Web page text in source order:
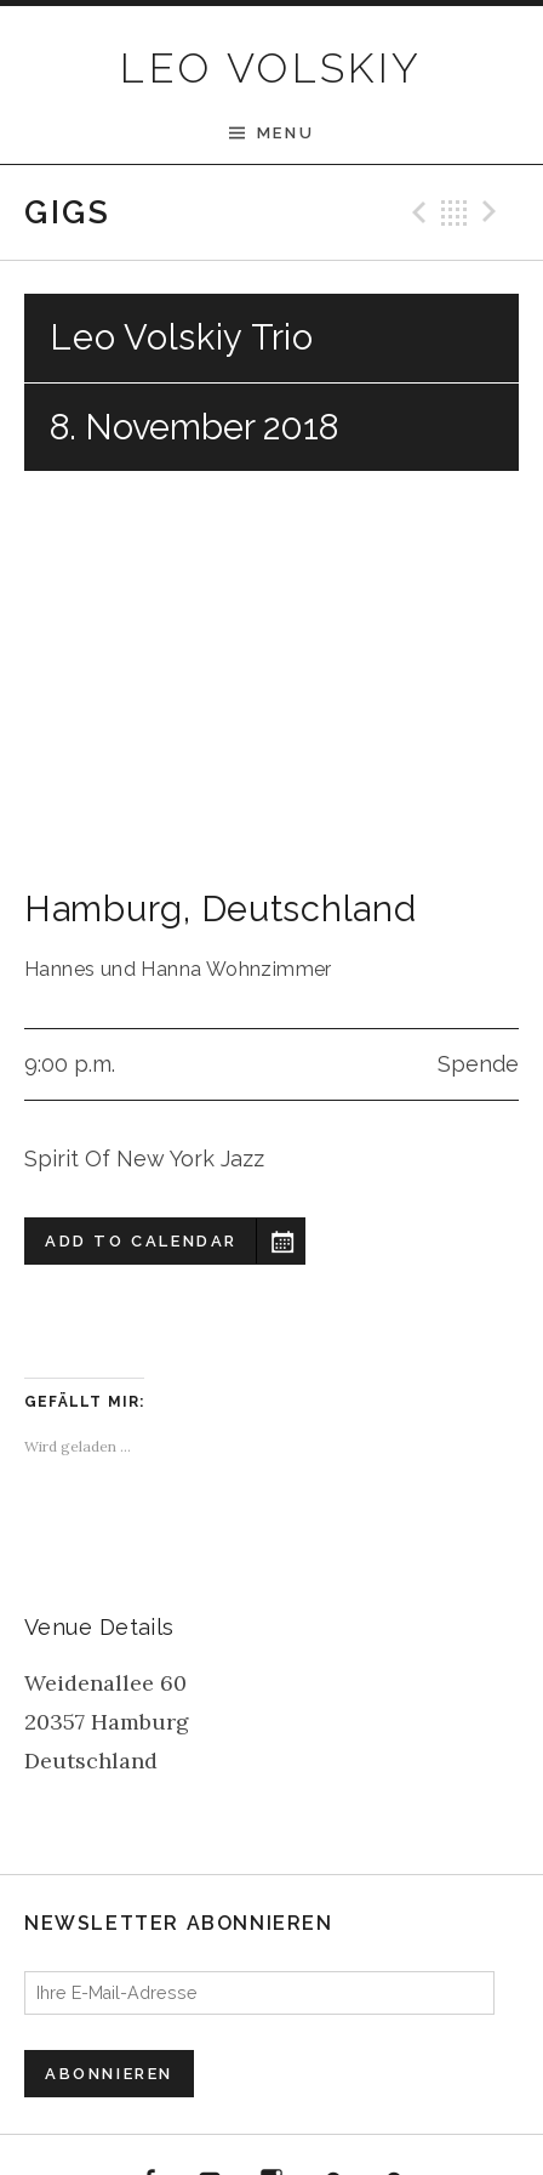
LEO VOLSKIY
MENU
GIGS
Leo Volskiy Trio
8. November 2018
Hamburg, Deutschland
Hannes und Hanna Wohnzimmer
9:00 p.m. Spende
Spirit Of New York Jazz
ADD TO CALENDAR
GEFÄLLT MIR:
Wird geladen …
Venue Details
Weidenallee 60
20357 Hamburg
Deutschland
NEWSLETTER ABONNIEREN
Ihre E-Mail-Adresse
ABONNIEREN